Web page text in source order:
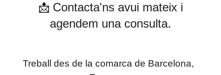
📩 Contacta'ns avui mateix i
agendem una consulta.
Treball des de la comarca de Barcelona, ​​